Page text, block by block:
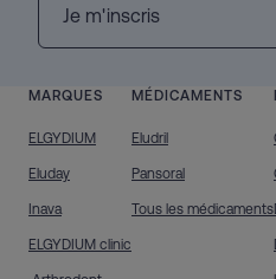
MARQUES
ELGYDIUM
Eluday
Inava
ELGYDIUM clinic
MÉDICAMENTS
Eludril
Pansoral
Tous les médicaments
Je m'inscris